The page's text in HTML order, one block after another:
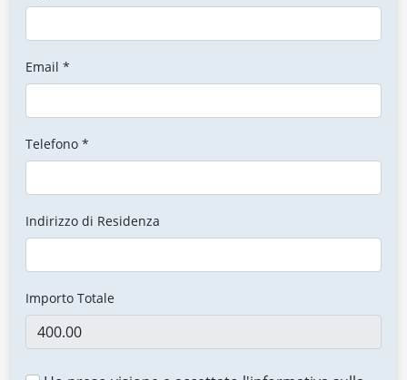
Email *
Telefono *
Indirizzo di Residenza
Importo Totale